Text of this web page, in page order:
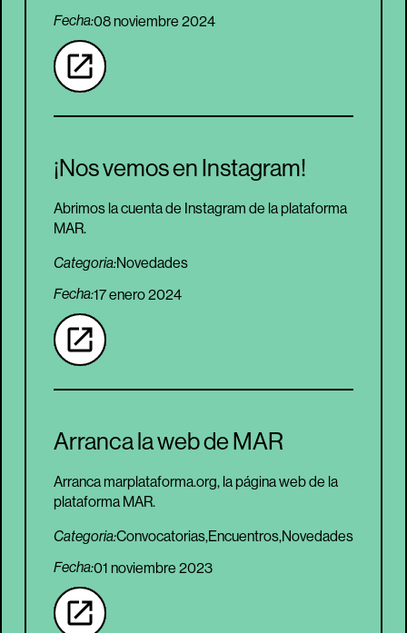
Fecha:08 noviembre 2024
¡Nos vemos en Instagram!
Abrimos la cuenta de Instagram de la plataforma
MAR.
Categoria:Novedades
Fecha:17 enero 2024
Arranca la web de MAR
Arranca marplataforma.org, la página web de la
plataforma MAR.
Categoria:Convocatorias,Encuentros,Novedades
Fecha:01 noviembre 2023